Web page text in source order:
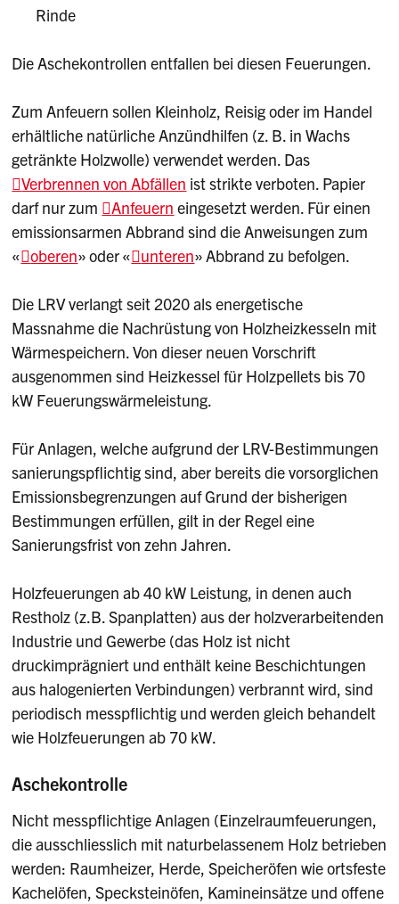
Rinde
Die Aschekontrollen entfallen bei diesen Feuerungen.
Zum Anfeuern sollen Kleinholz, Reisig oder im Handel
erhältliche natürliche Anzündhilfen (z. B. in Wachs
getränkte Holzwolle) verwendet werden. Das
Verbrennen von Abfällen ist strikte verboten. Papier
darf nur zum
Anfeuern eingesetzt werden. Für einen
emissionsarmen Abbrand sind die Anweisungen zum
« oberen» oder « unteren» Abbrand zu befolgen.
Die LRV verlangt seit 2020 als energetische
Massnahme die Nachrüstung von Holzheizkesseln mit
Wärmespeichern. Von dieser neuen Vorschrift
ausgenommen sind Heizkessel für Holzpellets bis 70
kW Feuerungswärmeleistung.
Für Anlagen, welche aufgrund der LRV-Bestimmungen
sanierungspflichtig sind, aber bereits die vorsorglichen
Emissionsbegrenzungen auf Grund der bisherigen
Bestimmungen erfüllen, gilt in der Regel eine
Sanierungsfrist von zehn Jahren.
Holzfeuerungen ab 40 kW Leistung, in denen auch
Restholz (z.B. Spanplatten) aus der holzverarbeitenden
Industrie und Gewerbe (das Holz ist nicht
druckimprägniert und enthält keine Beschichtungen
aus halogenierten Verbindungen) verbrannt wird, sind
periodisch messpflichtig und werden gleich behandelt
wie Holzfeuerungen ab 70 kW.
Aschekontrolle
Nicht messpflichtige Anlagen (Einzelraumfeuerungen,
die ausschliesslich mit naturbelassenem Holz betrieben
werden: Raumheizer, Herde, Speicheröfen wie ortsfeste
Kachelöfen, Specksteinöfen, Kamineinsätze und offene